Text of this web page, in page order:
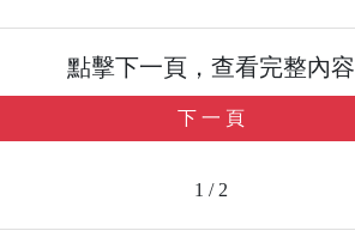
點擊下一頁，查看完整內容
下 一 頁
1 / 2